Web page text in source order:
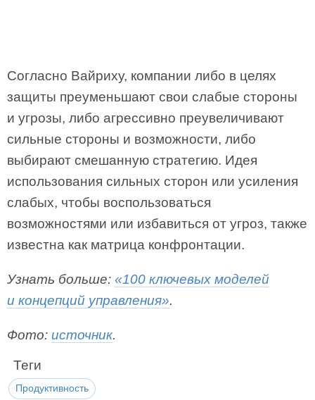
Согласно Вайриху, компании либо в целях
защиты преуменьшают свои слабые стороны
и угрозы, либо агрессивно преувеличивают
сильные стороны и возможности, либо
выбирают смешанную стратегию. Идея
использования сильных сторон или усиления
слабых, чтобы воспользоваться
возможностями или избавиться от угроз, также
известна как матрица конфронтации.
Узнать больше: «100 ключевых моделей
и концепций управления».
Фото: источник.
Теги
Продуктивность